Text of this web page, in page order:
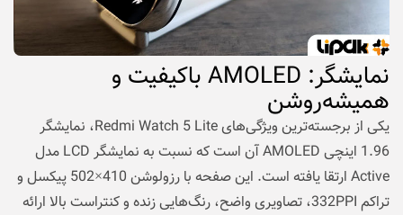
نمایشگر: AMOLED باکیفیت و
همیشه‌روشن
یکی از برجسته‌ترین ویژگی‌های Redmi Watch 5 Lite، نمایشگر
1.96 اینچی AMOLED آن است که نسبت به نمایشگر LCD مدل
Active ارتقا یافته است. این صفحه با رزولوشن 410×502 پیکسل و
تراکم 332PPI، تصاویری واضح، رنگ‌هایی زنده و کنتراست بالا ارائه